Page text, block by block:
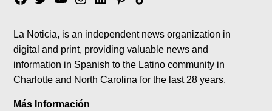
La Noticia, is an independent news organization in
digital and print, providing valuable news and
information in Spanish to the Latino community in
Charlotte and North Carolina for the last 28 years.
Más Información